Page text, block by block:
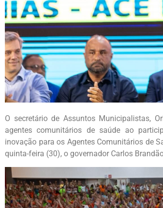
O secretário de Assuntos Municipalistas,
agentes comunitários de saúde ao
inovação para os Agentes Comunitários de
quinta-feira (30), o governador Carlos